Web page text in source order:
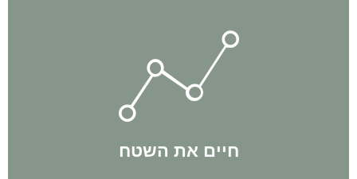
חיים את השטח
הצוות שלנו חי את השטח באופן קבוע. אנחנו מבצעים עסקאות
באופן יומיומי ותמיד שומרים על דינאמיות ומתעדכנים בשינויים
תוך כדי תנועה.